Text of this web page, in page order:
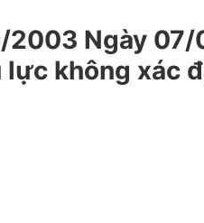
Ngày
lực không xác